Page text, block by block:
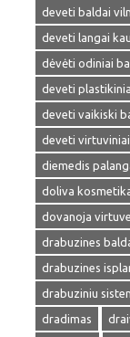
deveti baldai
deveti langai
dėvėti odiniai
deveti
deveti vaikiski
deveti
diemedis
doliva
dovanoja
drabuzines
drabuzines
drabuziniu
dradimas